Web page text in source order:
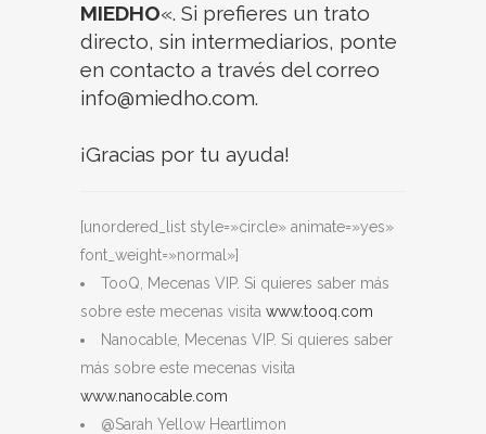
MIEDHO«. Si prefieres un trato
directo, sin intermediarios, ponte
en contacto a través del correo
info@miedho.com.
¡Gracias por tu ayuda!
[unordered_list style=»circle» animate=»yes»
font_weight=»normal»]
TooQ, Mecenas VIP. Si quieres saber más
sobre este mecenas visita www.tooq.com
Nanocable, Mecenas VIP. Si quieres saber
más sobre este mecenas visita
www.nanocable.com
@Sarah Yellow Heartlimon